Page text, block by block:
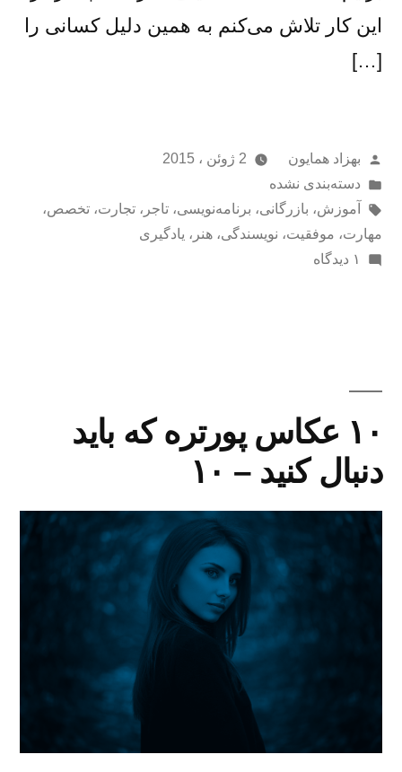
این کار تلاش می‌کنم به همین دلیل کسانی را
[…]
از
بهزاد همایون
2 ژوئن ، 2015
ارسال
شده
در
دسته‌بندی نشده
برچسب‌ها:
آموزش، بازرگانی، برنامه‌نویسی، تاجر ، تجارت، تخصص،
مهارت، موفقیت، نویسندگی، هنر ، یادگیری
۱ دیدگاه
برای
۱۰ عکاس پورتره که باید
دنبال کنید – ۱۰